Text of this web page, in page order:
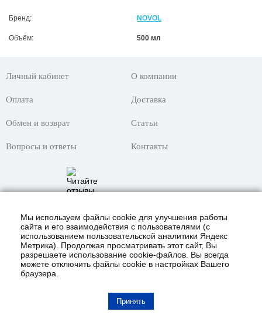
Бренд: NOVOL
Объём: 500 мл
Личный кабинет О компании
Оплата Доставка
Обмен и возврат Статьи
Вопросы и ответы Контакты
Карта сайта
Мы используем файлы cookie для улучшения работы
сайта и его взаимодействия с пользователями (с
использованием пользовательской аналитики Яндекс
Метрика). Продолжая просматривать этот сайт, Вы
разрешаете использование cookie-файлов. Вы всегда
можете отключить файлы cookie в настройках Вашего
браузера.
Принять